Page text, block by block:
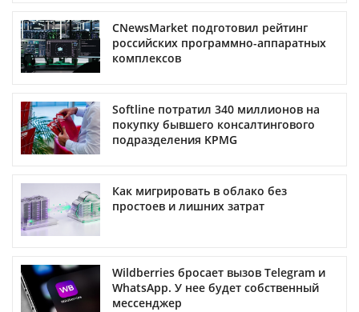
CNewsMarket подготовил рейтинг
российских программно-аппаратных
комплексов
Softline потратил 340 миллионов на
покупку бывшего консалтингового
подразделения KPMG
Как мигрировать в облако без
простоев и лишних затрат
Wildberries бросает вызов Telegram и
WhatsApp. У нее будет собственный
мессенджер